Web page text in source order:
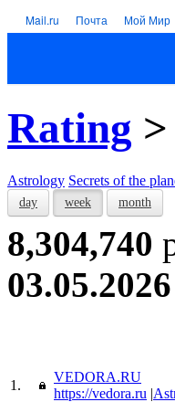
Mail.ru Почта Мой Мир
Rating >
Astrology Secrets of the
day week month
8,304,740
1.
VEDORA.RU
https://vedora.ru |